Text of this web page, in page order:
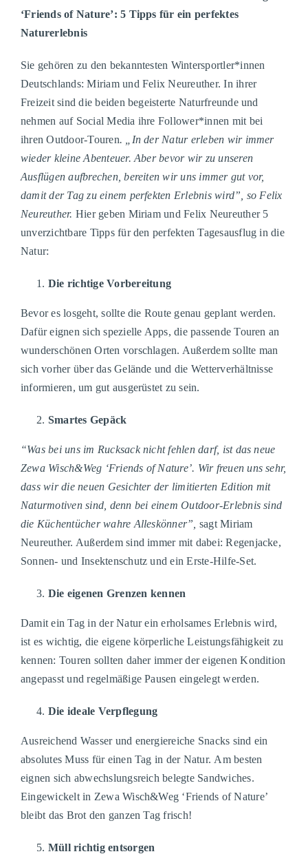
‘Friends of Nature’: 5 Tipps für ein perfektes
Naturerlebnis
Sie gehören zu den bekanntesten Wintersportler*innen
Deutschlands: Miriam und Felix Neureuther. In ihrer
Freizeit sind die beiden begeisterte Naturfreunde und
nehmen auf Social Media ihre Follower*innen mit bei
ihren Outdoor-Touren. „In der Natur erleben wir immer
wieder kleine Abenteuer. Aber bevor wir zu unseren
Ausflügen aufbrechen, bereiten wir uns immer gut vor,
damit der Tag zu einem perfekten Erlebnis wird”, so Felix
Neureuther. Hier geben Miriam und Felix Neureuther 5
unverzichtbare Tipps für den perfekten Tagesausflug in die
Natur:
Die richtige Vorbereitung
Bevor es losgeht, sollte die Route genau geplant werden.
Dafür eignen sich spezielle Apps, die passende Touren an
wunderschönen Orten vorschlagen. Außerdem sollte man
sich vorher über das Gelände und die Wetterverhältnisse
informieren, um gut ausgerüstet zu sein.
Smartes Gepäck
“Was bei uns im Rucksack nicht fehlen darf, ist das neue
Zewa Wisch&Weg ‘Friends of Nature’. Wir freuen uns sehr,
dass wir die neuen Gesichter der limitierten Edition mit
Naturmotiven sind, denn bei einem Outdoor-Erlebnis sind
die Küchentücher wahre Alleskönner” sagt Miriam
Neureuther. Außerdem sind immer mit dabei: Regenjacke,
Sonnen- und Insektenschutz und ein Erste-Hilfe-Set.
Die eigenen Grenzen kennen
Damit ein Tag in der Natur ein erholsames Erlebnis wird,
ist es wichtig, die eigene körperliche Leistungsfähigkeit zu
kennen: Touren sollten daher immer der eigenen Kondition
angepasst und regelmäßige Pausen eingelegt werden.
Die ideale Verpflegung
Ausreichend Wasser und energiereiche Snacks sind ein
absolutes Muss für einen Tag in der Natur. Am besten
eignen sich abwechslungsreich belegte Sandwiches.
Eingewickelt in Zewa Wisch&Weg ‘Friends of Nature’
bleibt das Brot den ganzen Tag frisch!
Müll richtig entsorgen